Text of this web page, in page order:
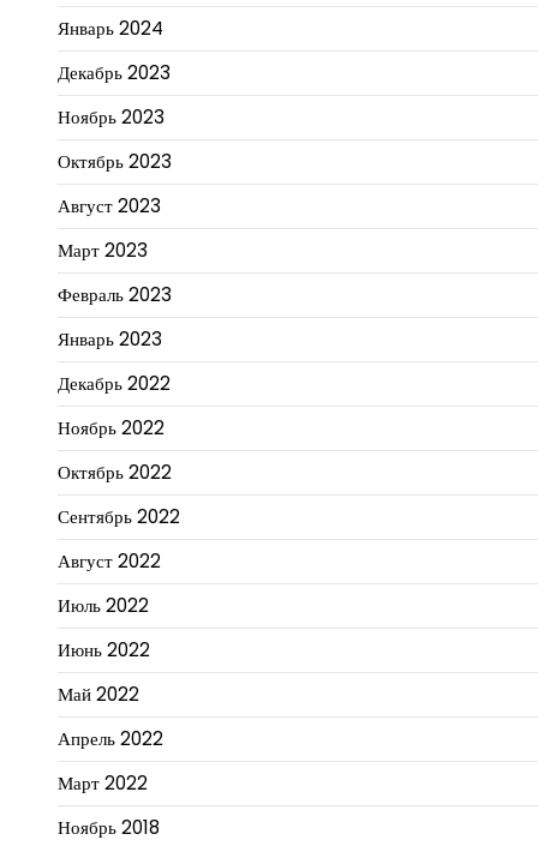
Январь 2024
Декабрь 2023
Ноябрь 2023
Октябрь 2023
Август 2023
Март 2023
Февраль 2023
Январь 2023
Декабрь 2022
Ноябрь 2022
Октябрь 2022
Сентябрь 2022
Август 2022
Июль 2022
Июнь 2022
Май 2022
Апрель 2022
Март 2022
Ноябрь 2018